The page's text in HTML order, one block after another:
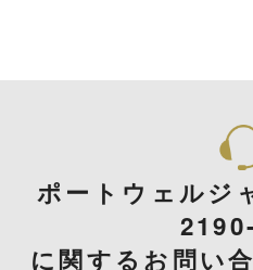
ポートウェルジ
に関するお問い